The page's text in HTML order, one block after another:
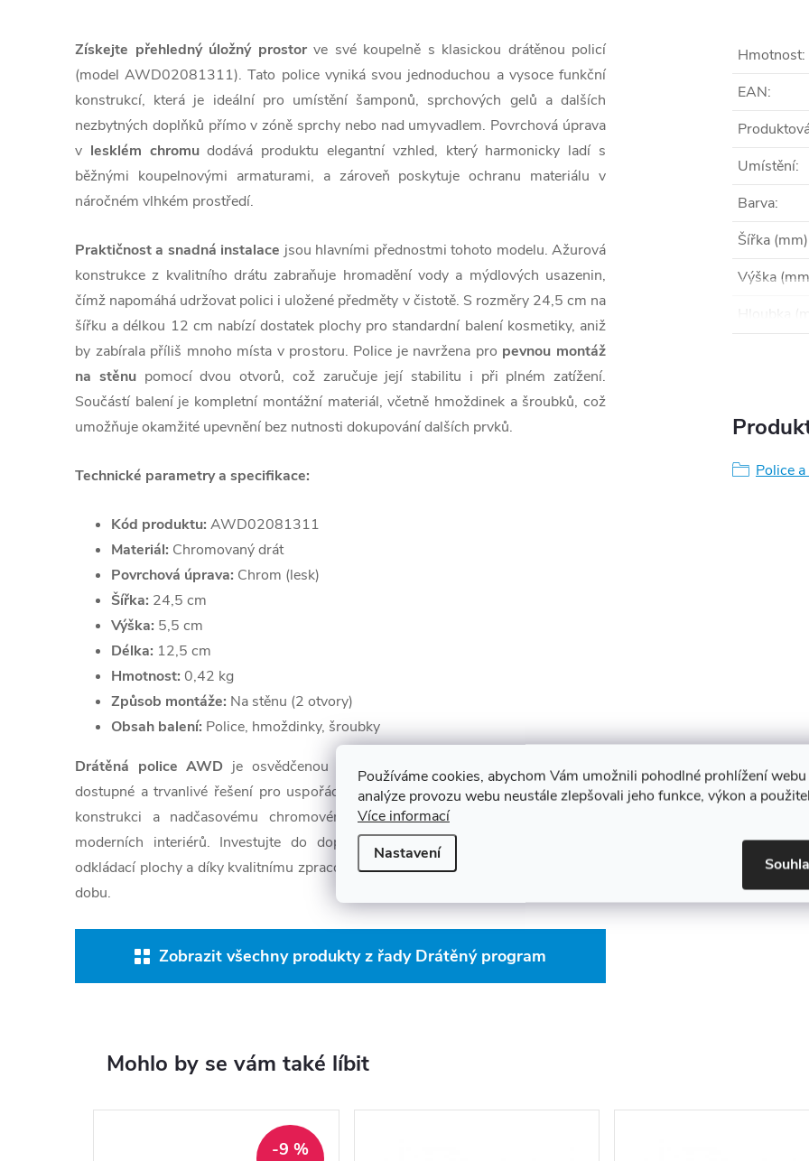
Používáme cookies, abychom Vám umožnili pohodlné prohlížení
analýze provozu webu neustále zlepšovali jeho funkce, výkon a
Více informací
Nastavení
Získejte přehledný úložný prostorve své koupelně s klasickou drátěnou policí
(model AWD02081311). Tato police vyniká svou jednoduchou a vysoce funkční
konstrukcí, která je ideální pro umístění šamponů, sprchových gelů a dalších
nezbytných doplňků přímo v zóně sprchy nebo nad umyvadlem. Povrchová úprava
v lesklém chromudodává produktu elegantní vzhled, který harmonicky ladí s
běžnými koupelnovými armaturami, a zároveň poskytuje ochranu materiálu v
náročném vlhkém prostředí.
Praktičnost a snadná instalace jsou hlavními přednostmi tohoto modelu. Ažurová
konstrukce z kvalitního drátu zabraňuje hromadění vody a mýdlových usazenin,
čímž napomáhá udržovat polici i uložené předměty v čistotě. S rozměry 24,5 cm na
šířku a délkou 12 cm nabízí dostatek plochy pro standardní balení kosmetiky, aniž
by zabírala příliš mnoho místa v prostoru. Police je navržena pro pevnou montáž
na stěnupomocí dvou otvorů, což zaručuje její stabilitu i při plném zatížení.
Součástí balení je kompletní montážní materiál, včetně hmoždinek a šroubků, což
umožňuje okamžité upevnění bez nutnosti dokupování dalších prvků.
Technické parametry a specifikace:
Kód produktu: AWD02081311
Materiál: Chromovaný drát
Povrchová úprava: Chrom (lesk)
Šířka: 24,5 cm
Výška: 5,5 cm
Délka: 12,5 cm
Hmotnost: 0,42 kg
Způsob montáže: Na stěnu (2 otvory)
Obsah balení: Police, hmoždinky, šroubky
Drátěná police AWD je osvědčenou volbou pro každého, kdo hledá cenově
dostupné a trvanlivé řešení pro uspořádání koupelnových potřeb. Díky své lehké
konstrukci a nadčasovému chromovému provedení se hodí do tradičních i
moderních interiérů. Investujte do doplňku, který efektivně vyřeší nedostatek
odkládací plochy a díky kvalitnímu zpracování vám bude spolehlivě sloužit dlouhou
dobu.
Zobrazit všechny produkty z řady Drátěný program
Hmotnost:
EAN:
Umístění:
Barva:
Šířka (mm)
Výška
Police
Mohlo by se vám také líbit
-9 %